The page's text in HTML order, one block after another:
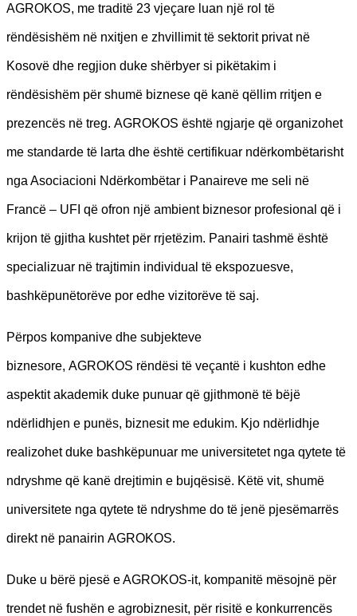
AGROKOS, me traditë 23 vjeçare luan një rol të
rëndësishëm në nxitjen e zhvillimit të sektorit privat në
Kosovë dhe regjion duke shërbyer si pikëtakim i
rëndësishëm për shumë biznese që kanë qëllim rritjen e
prezencës në treg. AGROKOS është ngjarje që organizohet
me standarde të larta dhe është certifikuar ndërkombëtarisht
nga Asociacioni Ndërkombëtar i Panaireve me seli në
Francë – UFI që ofron një ambient biznesor profesional që i
krijon të gjitha kushtet për rrjetëzim. Panairi tashmë është
specializuar në trajtimin individual të ekspozuesve,
bashkëpunëtorëve por edhe vizitorëve të saj.
Përpos kompanive dhe subjekteve
biznesore, AGROKOS rëndësi të veçantë i kushton edhe
aspektit akademik duke punuar që gjithmonë të bëjë
ndërlidhjen e punës, biznesit me edukim. Kjo ndërlidhje
realizohet duke bashkëpunuar me universitetet nga qytete të
ndryshme që kanë drejtimin e bujqësisë. Këtë vit, shumë
universitete nga qytete të ndryshme do të jenë pjesëmarrës
direkt në panairin AGROKOS.
Duke u bërë pjesë e AGROKOS-it, kompanitë mësojnë për
trendet në fushën e agrobiznesit, për risitë e konkurrencës